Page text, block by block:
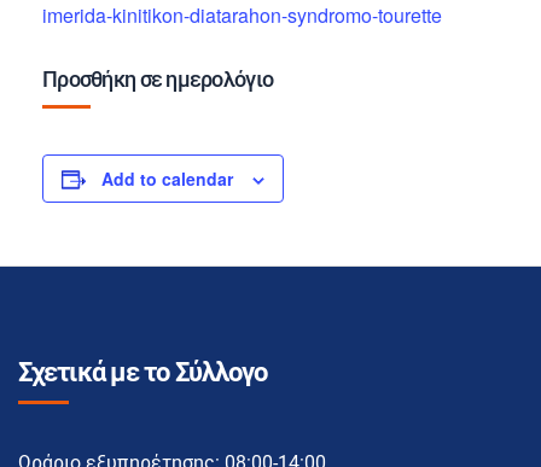
imerida-kinitikon-diatarahon-syndromo-tourette
Προσθήκη σε ημερολόγιο
Add to calendar
Σχετικά με το Σύλλογο